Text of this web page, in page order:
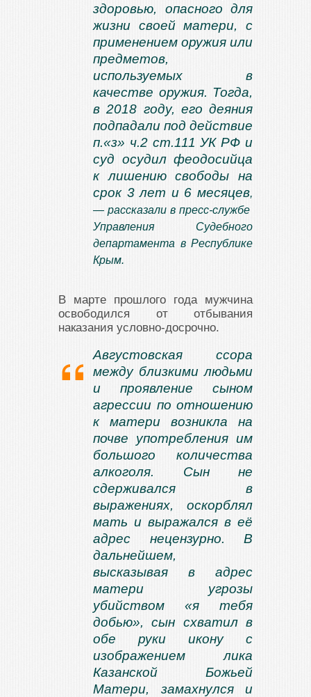
здоровью, опасного для
жизни своей матери, с
применением оружия или
предметов,
используемых в
качестве оружия. Тогда,
в 2018 году, его деяния
подпадали под действие
п.«з» ч.2 ст.111 УК РФ и
суд осудил феодосийца
к лишению свободы на
срок 3 лет и 6 месяцев,
— рассказали в пресс-службе
Управления Судебного
департамента в Республике
Крым.
В марте прошлого года мужчина
освободился от отбывания
наказания условно-досрочно.
Августовская ссора
между близкими людьми
и проявление сыном
агрессии по отношению
к матери возникла на
почве употребления им
большого количества
алкоголя. Сын не
сдерживался в
выражениях, оскорблял
мать и выражался в её
адрес нецензурно. В
дальнейшем,
высказывая в адрес
матери угрозы
убийством «я тебя
добью», сын схватил в
обе руки икону с
изображением лика
Казанской Божьей
Матери, замахнулся и